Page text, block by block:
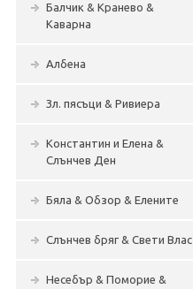
Балчик & Кранево &
Каварна
Албена
Зл. пясъци & Ривиера
Константин и Елена &
Слънчев Ден
Бяла & Обзор & Елените
Слънчев бряг & Свети Влас
Несебър & Поморие &